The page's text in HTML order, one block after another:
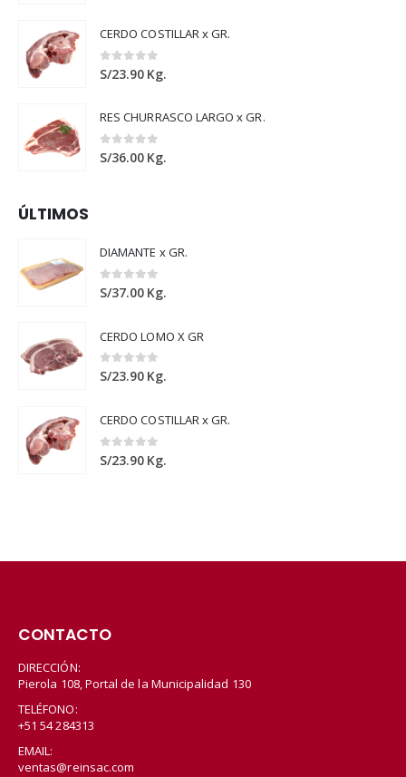
CERDO COSTILLAR x GR.
0out of 5
S/23.90 Kg.
RES CHURRASCO LARGO x GR.
0out of 5
S/36.00 Kg.
ÚLTIMOS
DIAMANTE x GR.
0out of 5
S/37.00 Kg.
CERDO LOMO X GR
0out of 5
S/23.90 Kg.
CERDO COSTILLAR x GR.
0out of 5
S/23.90 Kg.
CONTACTO
DIRECCIÓN:
Pierola 108, Portal de la Municipalidad 130
TELÉFONO:
+51 54 284313
EMAIL:
ventas@reinsac.com